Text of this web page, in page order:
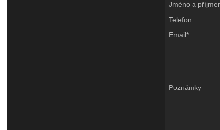
Jméno a
Telefon
Email*
Poznámky